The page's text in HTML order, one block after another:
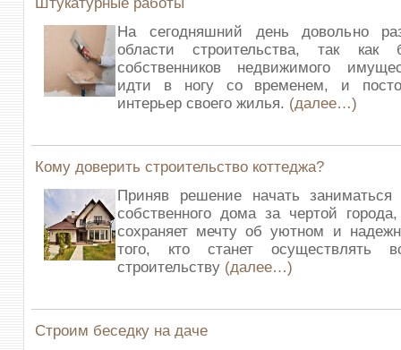
На сегодняшний день довольно
области строительства, так как
собственников недвижимого
идти в ногу со временем, и
интерьер своего жилья. (далее…)
Кому доверить строительство коттеджа?
Приняв решение начать заниматься
собственного дома за чертой
сохраняет мечту об уютном и
того, кто станет осуществлять
строительству (далее…)
Строим беседку на даче